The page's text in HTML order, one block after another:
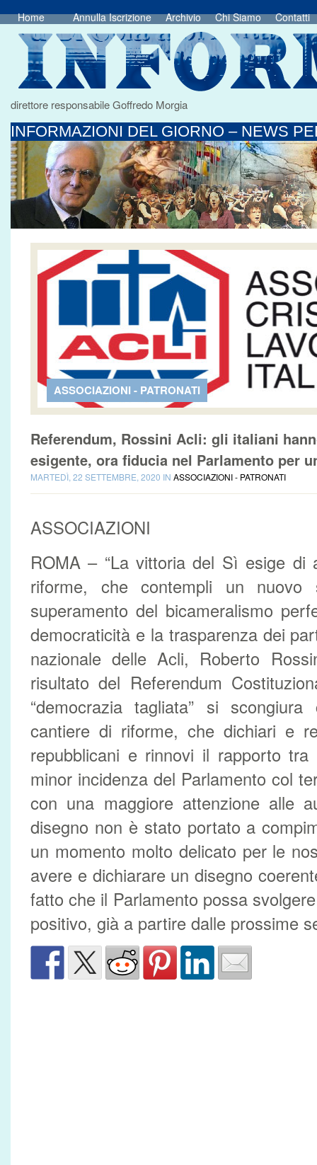
Home Annulla Iscrizione Archivio Chi Siamo Contatti
direttore responsabile Goffredo Morgia
INFORMAZIONI DEL GIORNO – NEWS
ASSOCIAZIONI - PATRONATI
Referendum, Rossini Acli: gli italiani
esigente, ora fiducia nel Parlamento per
MARTEDÌ, 22 SETTEMBRE, 2020 IN ASSOCIAZIONI - PATRONATI
ASSOCIAZIONI
ROMA – “La vittoria del Sì esige di
riforme, che contempli un nuovo
superamento del bicameralismo
democraticità e la trasparenza dei
nazionale delle Acli, Roberto
risultato del Referendum
“democrazia tagliata” si
cantiere di riforme, che dichiari e
repubblicani e rinnovi il rapporto
minor incidenza del Parlamento col
con una maggiore attenzione alle
disegno non è stato portato a
un momento molto delicato per le
avere e dichiarare un disegno
fatto che il Parlamento possa
positivo, già a partire dalle prossime